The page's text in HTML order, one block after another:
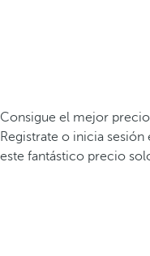
Consigue el mejor
Registrate o inicia
este fantástico precio